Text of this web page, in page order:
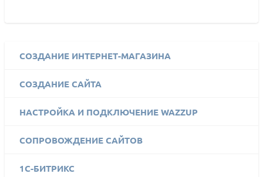
СОЗДАНИЕ ИНТЕРНЕТ-МАГАЗИНА
СОЗДАНИЕ САЙТА
НАСТРОЙКА И ПОДКЛЮЧЕНИЕ WAZZUP
СОПРОВОЖДЕНИЕ САЙТОВ
1C-БИТРИКС